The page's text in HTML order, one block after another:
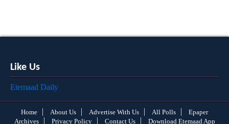
Like Us
Etemaad Daily
Home About Us Advertise With Us All Polls
Epaper
Archives
Privacy Policy Contact Us Download Etemaad App